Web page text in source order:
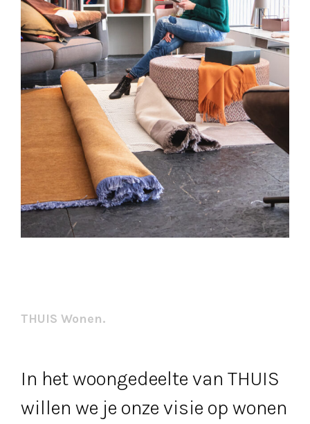
THUIS Wonen.
In het woongedeelte van THUIS
willen we je onze visie op wonen